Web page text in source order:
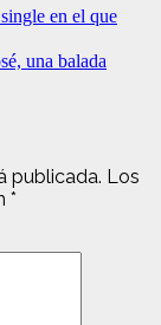
en el que
una balada
publicada. Los
*